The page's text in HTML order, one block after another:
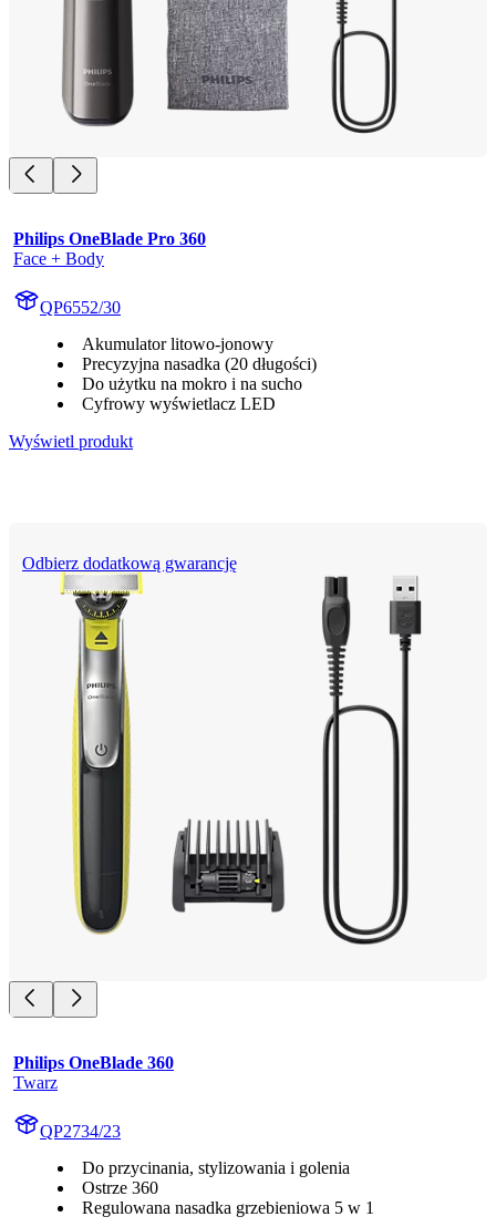
Philips OneBlade Pro 360
Face + Body
QP6552/30
Akumulator litowo-jonowy
Precyzyjna nasadka (20 długości)
Do użytku na mokro i na sucho
Cyfrowy wyświetlacz LED
Wyświetl produkt
Odbierz dodatkową gwarancję
Philips OneBlade 360
Twarz
QP2734/23
Do przycinania, stylizowania i golenia
Ostrze 360
Regulowana nasadka grzebieniowa 5 w 1